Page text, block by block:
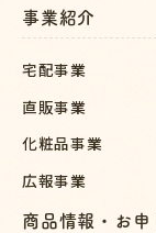
事業紹介
宅配事業
直販事業
化粧品事業
広報事業
商品情報・お申